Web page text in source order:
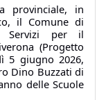
provinciale, in
il Comune di
Servizi per il
(Progetto
5 giugno 2026,
Dino Buzzati di
delle Scuole